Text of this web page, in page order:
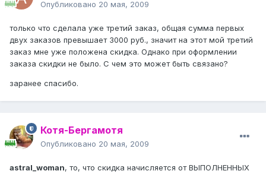
Опубликовано 20 мая, 2009
только что сделала уже третий заказ, общая сумма первых
двух заказов превышает 3000 руб., значит на этот мой третий
заказ мне уже положена скидка. Однако при оформлении
заказа скидки не было. С чем это может быть связано?
заранее спасибо.
Котя-Бергамотя
Опубликовано 20 мая, 2009
astral_woman, то, что скидка начисляется от ВЫПОЛНЕННЫХ